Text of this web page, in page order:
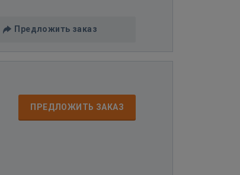
Предложить заказ
ПРЕДЛОЖИТЬ ЗАКАЗ